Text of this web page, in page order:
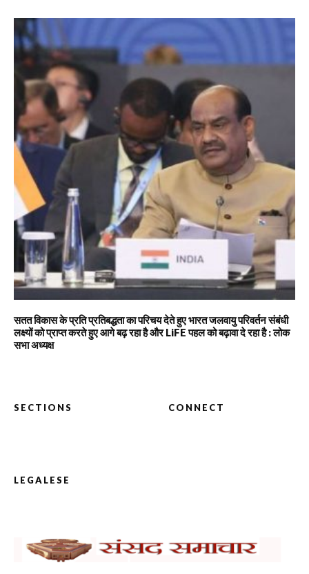
सतत विकास के प्रति प्रतिबद्धता का परिचय देते हुए भारत जलवायु परिवर्तन संबंधी
लक्ष्यों को प्राप्त करते हुए आगे बढ़ रहा है और LiFE पहल को बढ़ावा दे रहा है : लोक
सभा अध्यक्ष
SECTIONS CONNECT
LEGALESE